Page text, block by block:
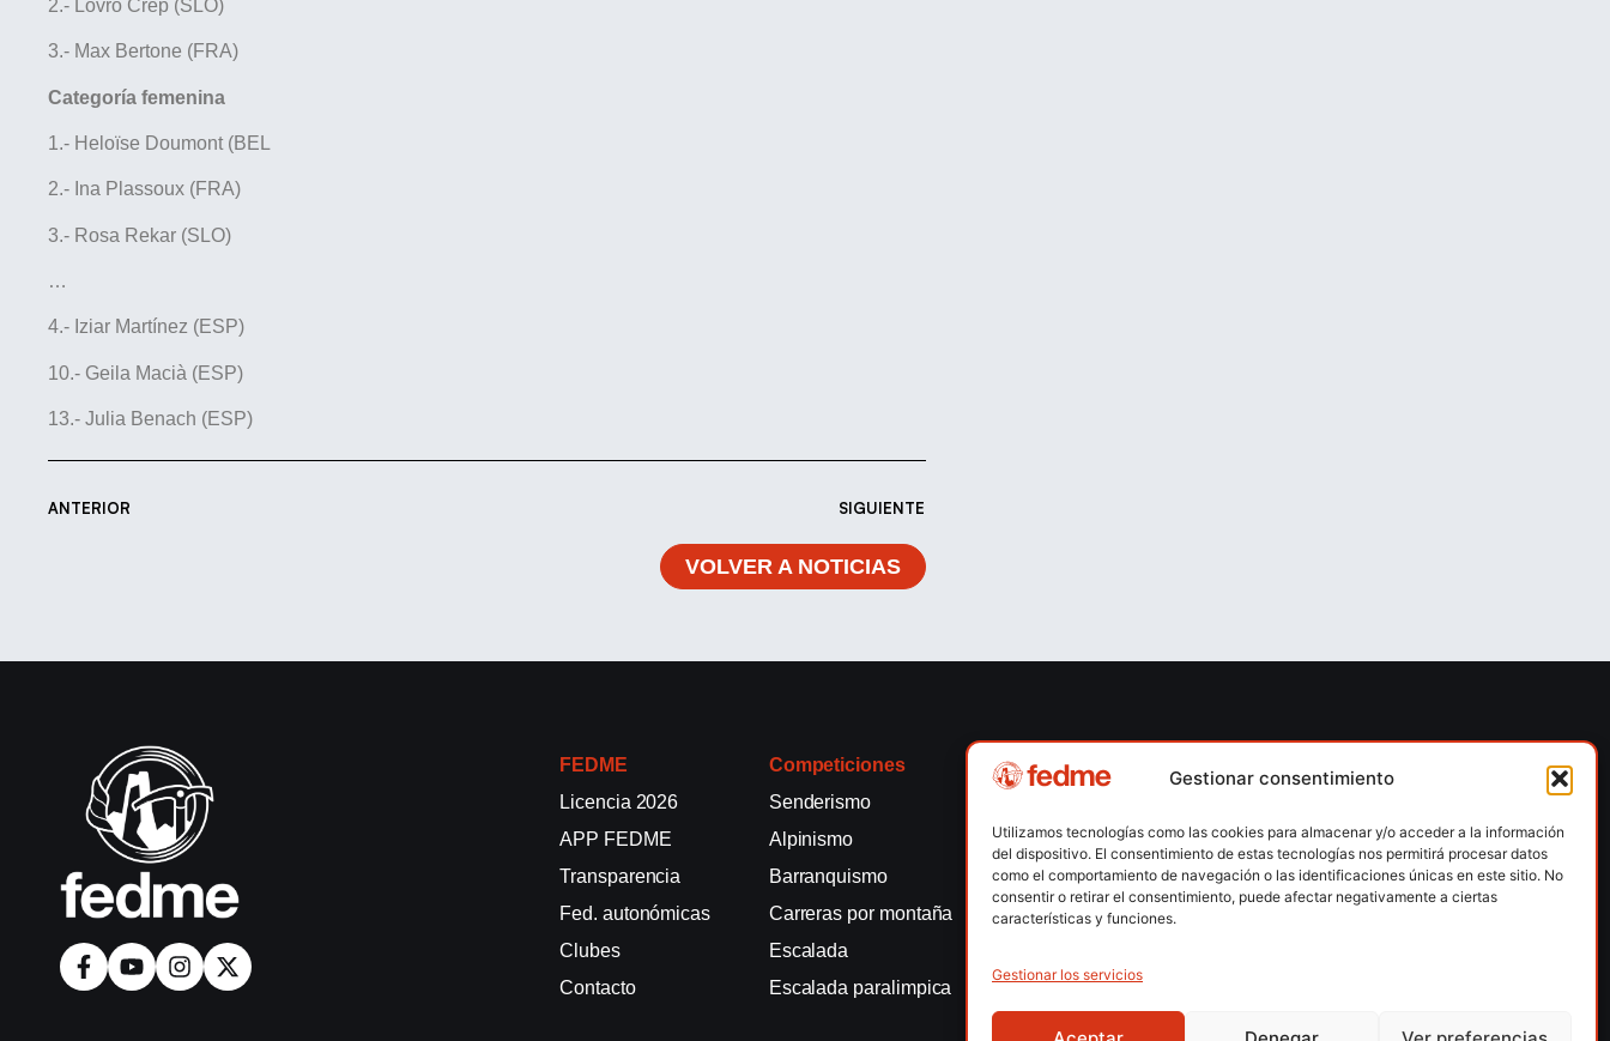
Gestionar consentimiento
Utilizamos tecnologías como las cookies para almacenar y/o acceder a la información
del dispositivo. El consentimiento de estas tecnologías nos permitirá procesar datos
como el comportamiento de navegación o las identificaciones únicas en este sitio. No
consentir o retirar el consentimiento, puede afectar negativamente a ciertas
características y funciones.
Gestionar los servicios
2.- Lovro Crep (SLO)
3.- Max Bertone (FRA)
Categoría femenina
1.- Heloïse Doumont (BEL
2.- Ina Plassoux (FRA)
3.- Rosa Rekar (SLO)
…
4.- Iziar Martínez (ESP)
10.- Geila Macià (ESP)
13.- Julia Benach (ESP)
ANTERIOR SIGUIENTE
VOLVER A NOTICIAS
FEDME
Licencia 2026
APP FEDME
Transparencia
Fed. autonómicas
Clubes
Contacto
Competiciones
Senderismo
Alpinismo
Barranquismo
Carreras por montaña
Escalada
Escalada paralimpica
Competiciones
Escalada en hielo
Esquí de montaña
Marcha Nórdica
Snowrunning / Skysnow
Barcelona
fedme@fedme.es
934 264 267